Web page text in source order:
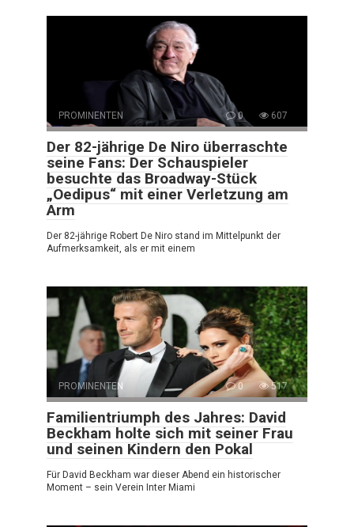
PROMINENTEN 0 607
Der 82-jährige De Niro überraschte
seine Fans: Der Schauspieler
besuchte das Broadway-Stück
„Oedipus“ mit einer Verletzung am
Arm
Der 82-jährige Robert De Niro stand im Mittelpunkt der
Aufmerksamkeit, als er mit einem
PROMINENTEN 0 517
Familientriumph des Jahres: David
Beckham holte sich mit seiner Frau
und seinen Kindern den Pokal
Für David Beckham war dieser Abend ein historischer
Moment – sein Verein Inter Miami